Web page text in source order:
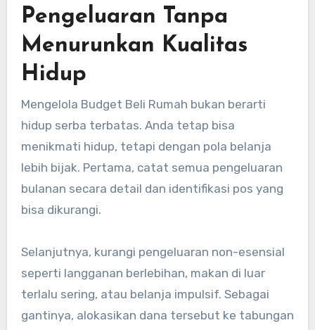
Pengeluaran Tanpa
Menurunkan Kualitas
Hidup
Mengelola Budget Beli Rumah bukan berarti
hidup serba terbatas. Anda tetap bisa
menikmati hidup, tetapi dengan pola belanja
lebih bijak. Pertama, catat semua pengeluaran
bulanan secara detail dan identifikasi pos yang
bisa dikurangi.
Selanjutnya, kurangi pengeluaran non-esensial
seperti langganan berlebihan, makan di luar
terlalu sering, atau belanja impulsif. Sebagai
gantinya, alokasikan dana tersebut ke tabungan